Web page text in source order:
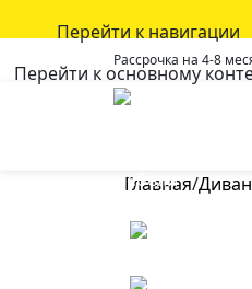
Перейти к навигации
Перейти к основному
Рассрочка на 4-8
Главная/